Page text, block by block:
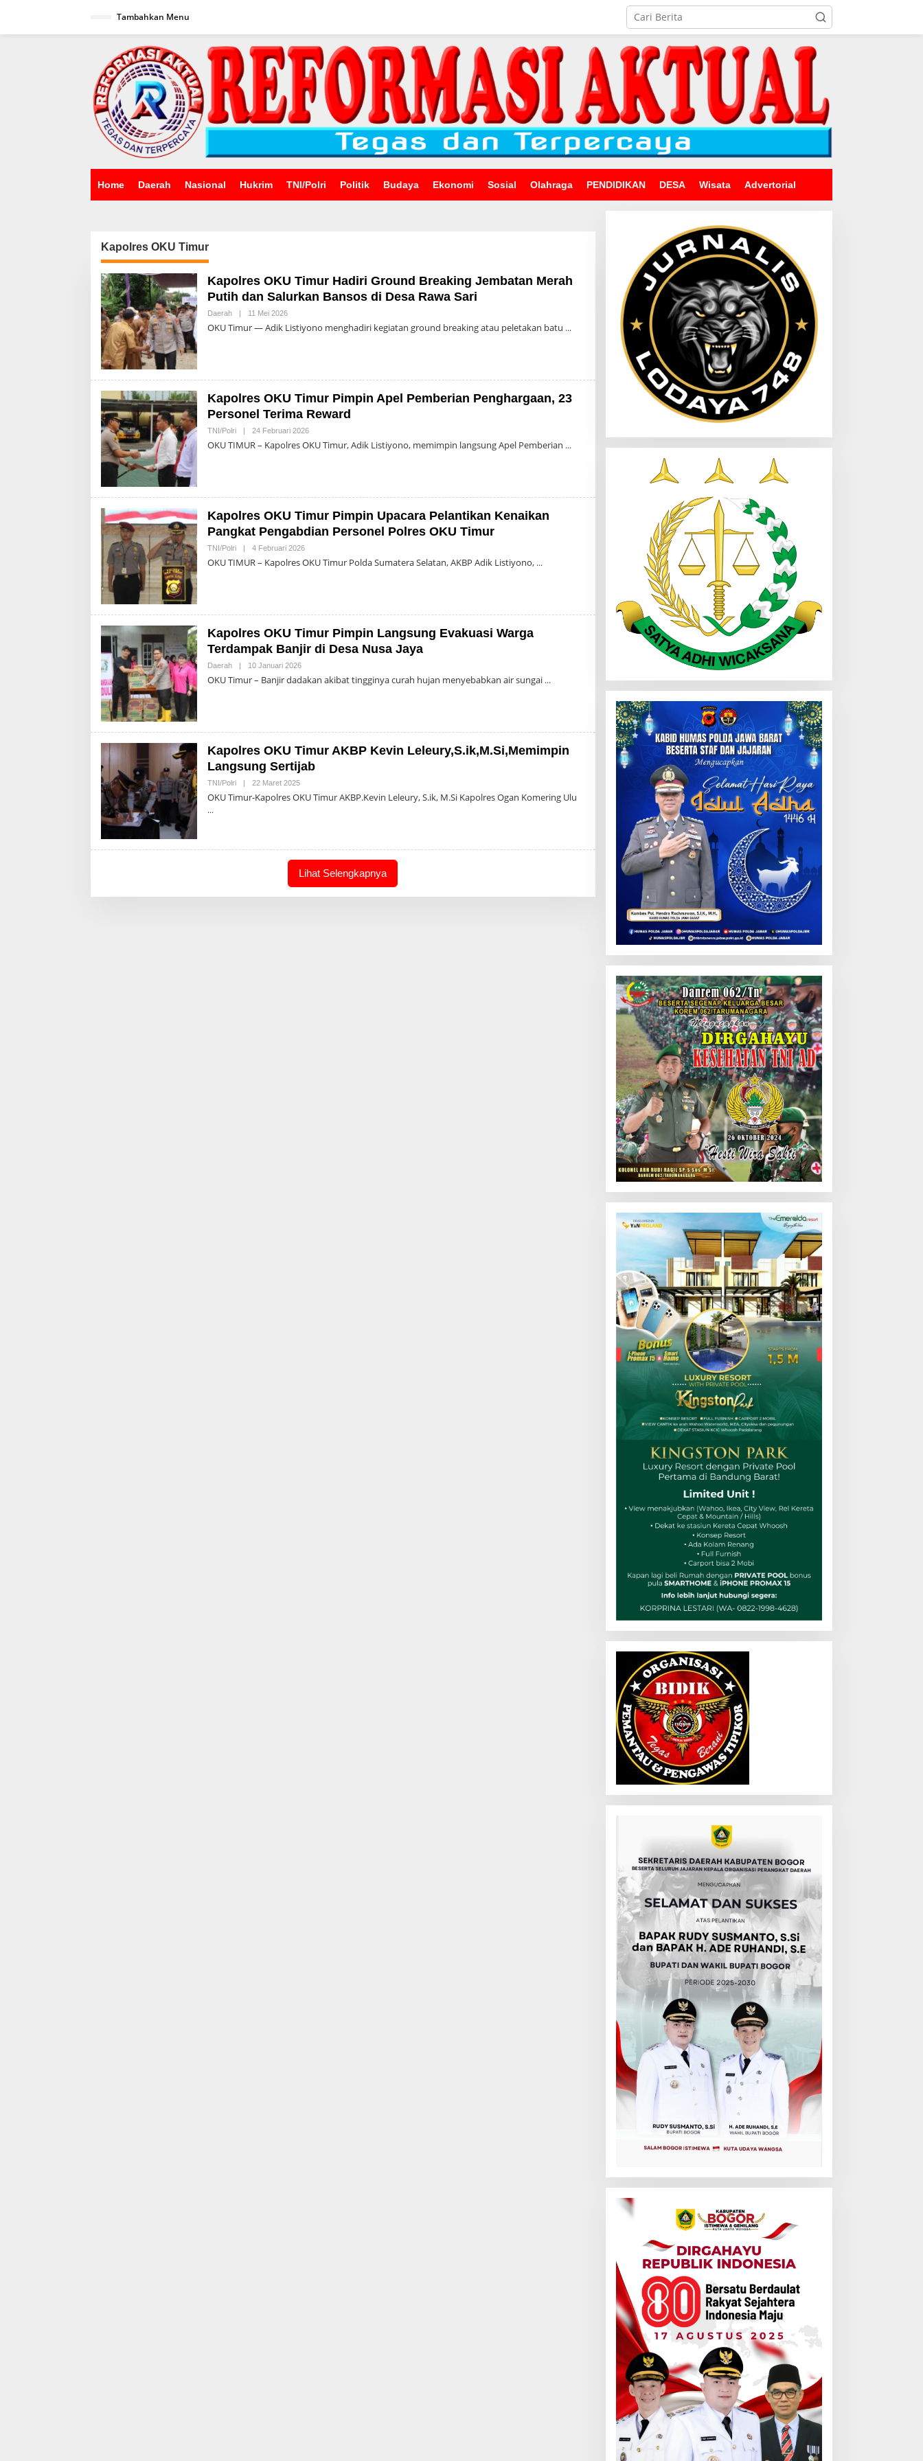
Tambahkan Menu
Home Daerah Nasional Hukrim TNI/Polri Politik Budaya Ekonomi Sosial Olahraga PENDIDIKAN DESA Wisata Advertorial
Kapolres OKU Timur
Kapolres OKU Timur Hadiri Ground Breaking Jembatan Merah
Putih dan Salurkan Bansos di Desa Rawa Sari
Daerah | 11 Mei 2026Oleh
OKU Timur — Adik Listiyono menghadiri kegiatan ground breaking atau peletakan batu
Kapolres OKU Timur Pimpin Apel Pemberian Penghargaan, 23
Personel Terima Reward
TNI/Polri | 24 Februari 2026Oleh
OKU TIMUR – Kapolres OKU Timur, Adik Listiyono, memimpin langsung Apel Pemberian
Kapolres OKU Timur Pimpin Upacara Pelantikan Kenaikan
Pangkat Pengabdian Personel Polres OKU Timur
TNI/Polri | 4 Februari 2026Oleh
OKU TIMUR – Kapolres OKU Timur Polda Sumatera Selatan, AKBP Adik Listiyono,
Kapolres OKU Timur Pimpin Langsung Evakuasi Warga
Terdampak Banjir di Desa Nusa Jaya
Daerah | 10 Januari 2026Oleh
OKU Timur – Banjir dadakan akibat tingginya curah hujan menyebabkan air sungai
Kapolres OKU Timur AKBP Kevin Leleury,S.ik,M.Si,Memimpin
Langsung Sertijab
TNI/Polri | 22 Maret 2025Oleh
OKU Timur-Kapolres OKU Timur AKBP.Kevin Leleury, S.ik, M.Si Kapolres Ogan Komering Ulu
Lihat Selengkapnya